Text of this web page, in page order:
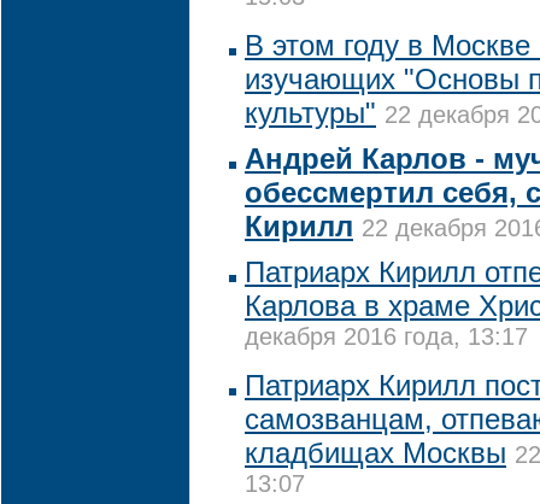
В этом году в
изучающих "Основы
культуры" 22 декабря
Андрей Карлов -
обессмертил себя,
Кирилл 22 декабря
Патриарх Кирилл
Карлова в храме
декабря 2016 года, 13:17
Патриарх Кирилл
самозванцам,
кладбищах Москвы
13:07